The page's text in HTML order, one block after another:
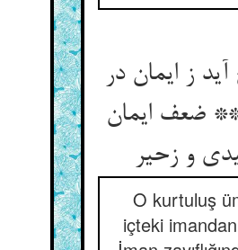
ز ایمان در
ضعف ایمان
و زحیر
O kurtuluş
içteki